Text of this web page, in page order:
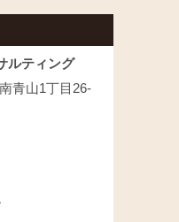
ルティング
青山1丁目26-